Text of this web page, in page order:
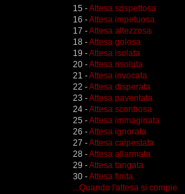
15 -Attesa sospettosa
16 -Attesa impetuosa
17 -Attesa altezzosa
18 -Attesa golosa
19 -Attesa isolata
20 -Attesa risoluta
21 -Attesa invocata
22 -Attesa disperata
23 -Attesa paventata
24 -Attesa scontrosa
25 -Attesa immaginata
26 -Attesa ignorata
27 -Attesa calpestata
28 -Attesa allarmata
29 -Attesa tangata
30 -Attesa finita
...Quando l'attesa si compie